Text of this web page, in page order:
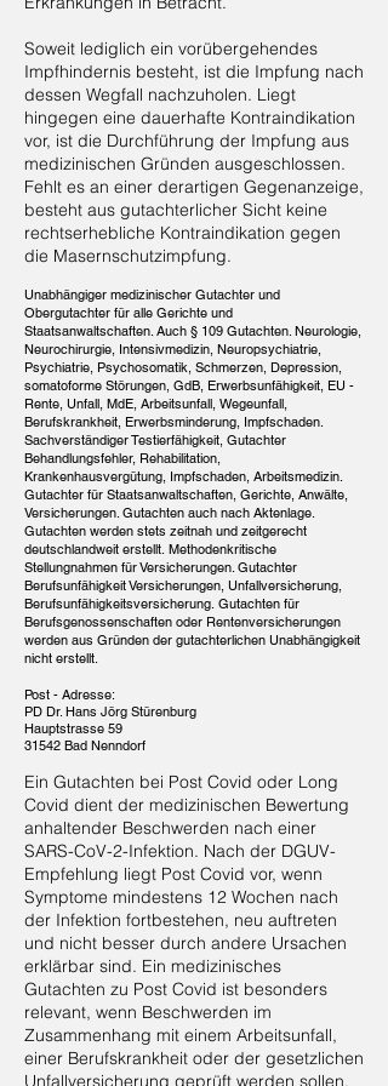
Soweit lediglich ein vorübergehendes
Impfhindernis besteht, ist die Impfung nach
dessen Wegfall nachzuholen. Liegt
hingegen eine dauerhafte Kontraindikation
vor, ist die Durchführung der Impfung aus
medizinischen Gründen ausgeschlossen.
Fehlt es an einer derartigen Gegenanzeige,
besteht aus gutachterlicher Sicht keine
rechtserhebliche Kontraindikation gegen
die Masernschutzimpfung.
Unabhängiger medizinischer Gutachter und
Obergutachter für alle Gerichte und
Staatsanwaltschaften. Auch § 109 Gutachten. Neurologie,
Neurochirurgie, Intensivmedizin, Neuropsychiatrie,
Psychiatrie, Psychosomatik, Schmerzen, Depression,
somatoforme Störungen, GdB, Erwerbsunfähigkeit, EU -
Rente, Unfall, MdE, Arbeitsunfall, Wegeunfall,
Berufskrankheit, Erwerbsminderung, Impfschaden.
Sachverständiger Testierfähigkeit, Gutachter
Behandlungsfehler, Rehabilitation,
Krankenhausvergütung, Impfschaden, Arbeitsmedizin.
Gutachter für Staatsanwaltschaften, Gerichte, Anwälte,
Versicherungen. Gutachten auch nach Aktenlage.
Gutachten werden stets zeitnah und zeitgerecht
deutschlandweit erstellt. Methodenkritische
Stellungnahmen für Versicherungen. Gutachter
Berufsunfähigkeit Versicherungen, Unfallversicherung,
Berufsunfähigkeitsversicherung. Gutachten für
Berufsgenossenschaften oder Rentenversicherungen
werden aus Gründen der gutachterlichen Unabhängigkeit
nicht erstellt.
Post - Adresse:
PD Dr. Hans Jörg Stürenburg
Hauptstrasse 59
31542 Bad Nenndorf
Ein Gutachten bei Post Covid oder Long
Covid dient der medizinischen Bewertung
anhaltender Beschwerden nach einer
SARS-CoV-2-Infektion. Nach der DGUV-
Empfehlung liegt Post Covid vor, wenn
Symptome mindestens 12 Wochen nach
der Infektion fortbestehen, neu auftreten
und nicht besser durch andere Ursachen
erklärbar sind. Ein medizinisches
Gutachten zu Post Covid ist besonders
relevant, wenn Beschwerden im
Zusammenhang mit einem Arbeitsunfall,
einer Berufskrankheit oder der gesetzlichen
Unfallversicherung geprüft werden sollen.